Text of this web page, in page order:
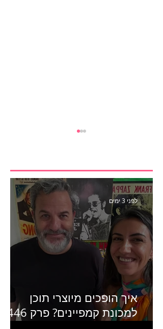
הבנצ׳מרק הראשון
לפעילות משפיענים- פרק
445 עם לינוי יחזקאל אלבו
מנכ״לית Humanz ישראל
איך הופכים מיוצרי תוכן
למכונת קמפיינים? פרק 446
לפני 3 ימים